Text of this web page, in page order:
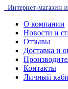
Интернет-магазин
О компании
Новости и
Отзывы
Доставка и
Контакты
Личный